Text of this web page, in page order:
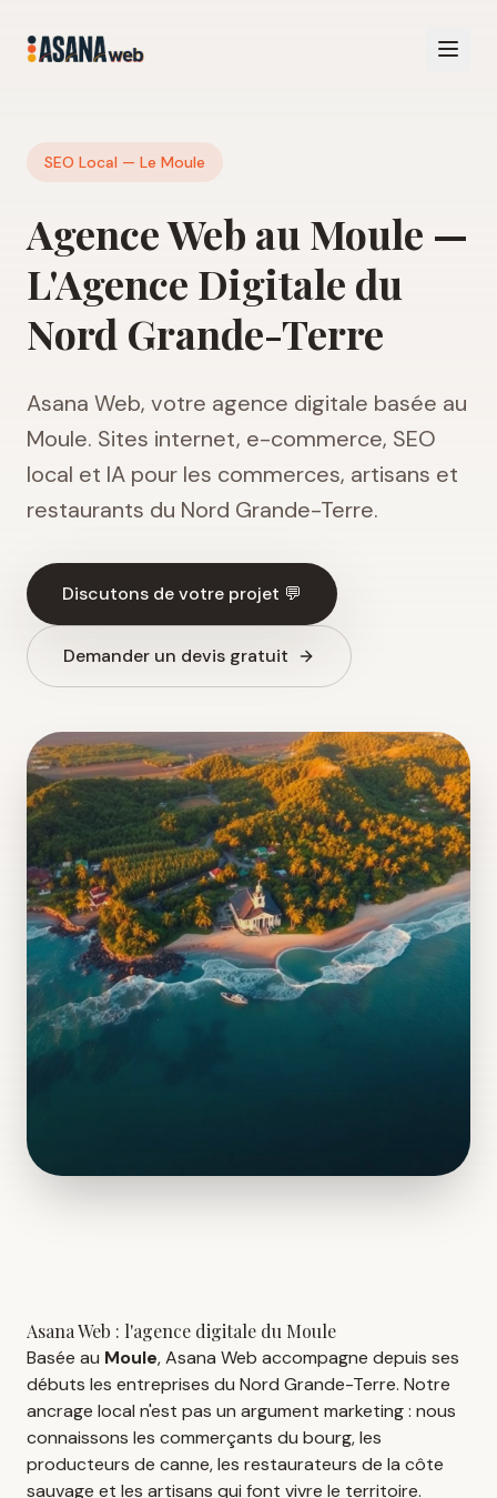
SEO Local — Le Moule
Agence Web au Moule —
L'Agence Digitale du
Nord Grande-Terre
Asana Web, votre agence digitale basée au
Moule. Sites internet, e-commerce, SEO
local et IA pour les commerces, artisans et
restaurants du Nord Grande-Terre.
Discutons de votre projet 💬
Demander un devis gratuit
Asana Web : l'agence digitale du Moule
Basée au Moule, Asana Web accompagne depuis ses
débuts les entreprises du Nord Grande-Terre. Notre
ancrage local n'est pas un argument marketing : nous
connaissons les commerçants du bourg, les
producteurs de canne, les restaurateurs de la côte
sauvage et les artisans qui font vivre le territoire.